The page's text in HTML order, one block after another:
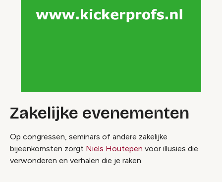
Zakelijke evenementen
Op congressen, seminars of andere zakelijke
bijeenkomsten zorgt Niels Houtepen voor illusies die
verwonderen en verhalen die je raken.